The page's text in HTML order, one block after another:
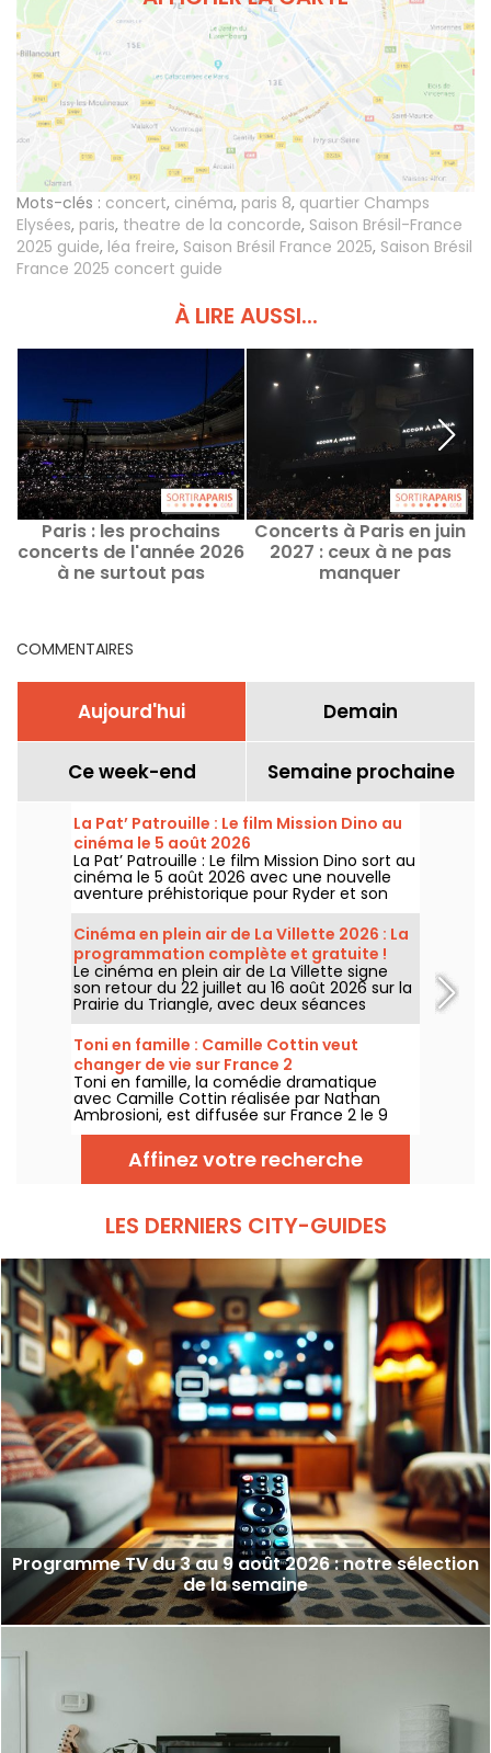
Mots-clés : concert, cinéma, paris 8, quartier Champs
Elysées, paris, theatre de la concorde, Saison Brésil-France
2025 guide, léa freire, Saison Brésil France 2025, Saison Brésil
France 2025 concert guide
À LIRE AUSSI...
Paris : les prochains
concerts de l'année 2026
à ne surtout pas
Concerts à Paris en juin
2027 : ceux à ne pas
manquer
COMMENTAIRES
Aujourd'hui Demain
Ce week-end Semaine prochaine
La Pat’ Patrouille : Le film Mission Dino au
cinéma le 5 août 2026
La Pat’ Patrouille : Le film Mission Dino sort au
cinéma le 5 août 2026 avec une nouvelle
aventure préhistorique pour Ryder et son
équipe.
Cinéma en plein air de La Villette 2026 : La
programmation complète et gratuite !
Le cinéma en plein air de La Villette signe
son retour du 22 juillet au 16 août 2026 sur la
Prairie du Triangle, avec deux séances
gratuites par jour, à 18h et 21h. Pour cette
35e édition, le festival met à l’honneur le
thème “L’appel de la forêt”. Découvrez la
programmation complète et gratuite !
Toni en famille : Camille Cottin veut
changer de vie sur France 2
Toni en famille, la comédie dramatique
avec Camille Cottin réalisée par Nathan
Ambrosioni, est diffusée sur France 2 le 9
août 2026 à 21h10.
Affinez votre recherche
LES DERNIERS CITY-GUIDES
Programme TV du 3 au 9 août 2026 : notre sélection
de la semaine